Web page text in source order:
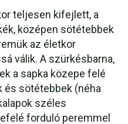
teljesen kifejlett, a
középen sötétebbek
az életkor
válik. A szürkésbarna,
a sapka közepe felé
sötétebbek (néha
széles
forduló peremmel